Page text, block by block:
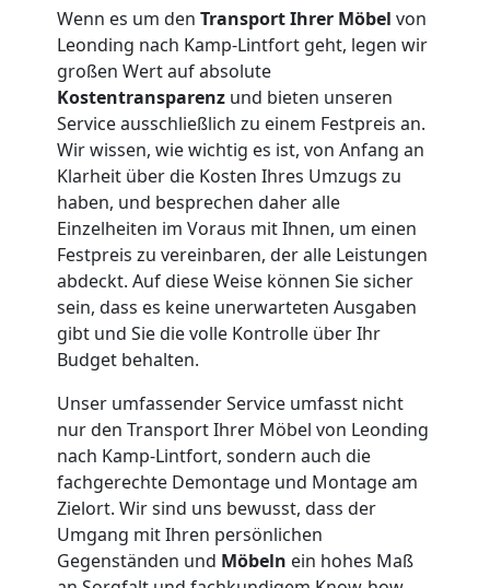
Wenn es um den Transport Ihrer Möbel von
Leonding nach Kamp-Lintfort geht, legen wir
großen Wert auf absolute
Kostentransparenz und bieten unseren
Service ausschließlich zu einem Festpreis an.
Wir wissen, wie wichtig es ist, von Anfang an
Klarheit über die Kosten Ihres Umzugs zu
haben, und besprechen daher alle
Einzelheiten im Voraus mit Ihnen, um einen
Festpreis zu vereinbaren, der alle Leistungen
abdeckt. Auf diese Weise können Sie sicher
sein, dass es keine unerwarteten Ausgaben
gibt und Sie die volle Kontrolle über Ihr
Budget behalten.
Unser umfassender Service umfasst nicht
nur den Transport Ihrer Möbel von Leonding
nach Kamp-Lintfort, sondern auch die
fachgerechte Demontage und Montage am
Zielort. Wir sind uns bewusst, dass der
Umgang mit Ihren persönlichen
Gegenständen und Möbeln ein hohes Maß
Tragehilfe
Leonding
Kleiner
Umzug
Leonding
Küchenumzug
Leonding
Umzug
und